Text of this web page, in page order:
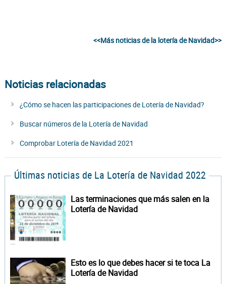
<<Más noticias de la lotería de Navidad>>
Noticias relacionadas
¿Cómo se hacen las participaciones de Lotería de Navidad?
Buscar números de la Lotería de Navidad
Comprobar Lotería de Navidad 2021
Últimas noticias de La Lotería de Navidad 2022
Las terminaciones que más salen en la
Lotería de Navidad
Esto es lo que debes hacer si te toca La
Lotería de Navidad